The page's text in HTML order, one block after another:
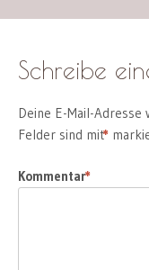
Schreibe
Deine E-Mail-
Felder sind mit
*
Kommentar
*